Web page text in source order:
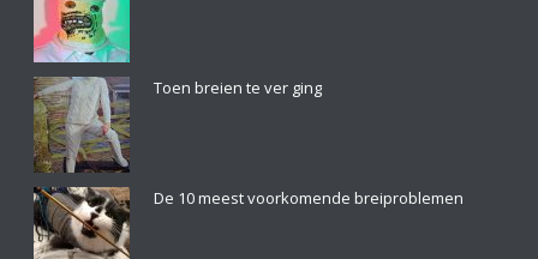
Toen breien te ver ging
De 10 meest voorkomende breiproblemen